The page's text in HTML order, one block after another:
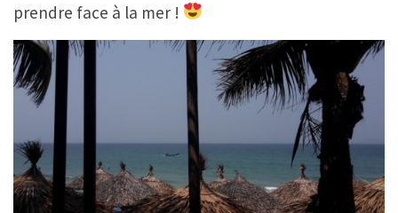
prendre face à la mer !